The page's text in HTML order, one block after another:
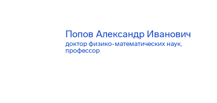
Попов Александр Иванович
доктор физико-математических наук,
профессор